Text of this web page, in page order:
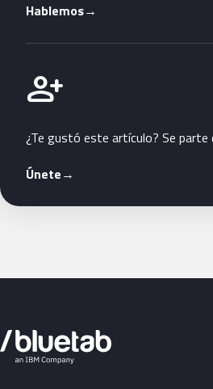
Hablemos→
person_add
Únete a Bluetab
¿Te gustó este artículo? Se parte
Únete→